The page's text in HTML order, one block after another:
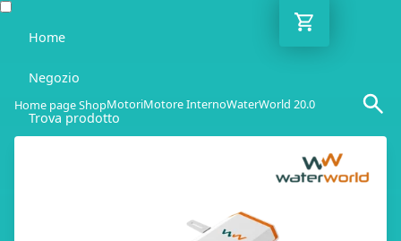
Home
Negozio
Trova prodotto
Home page ShopMotoriMotore InternoWaterWorld 20.0